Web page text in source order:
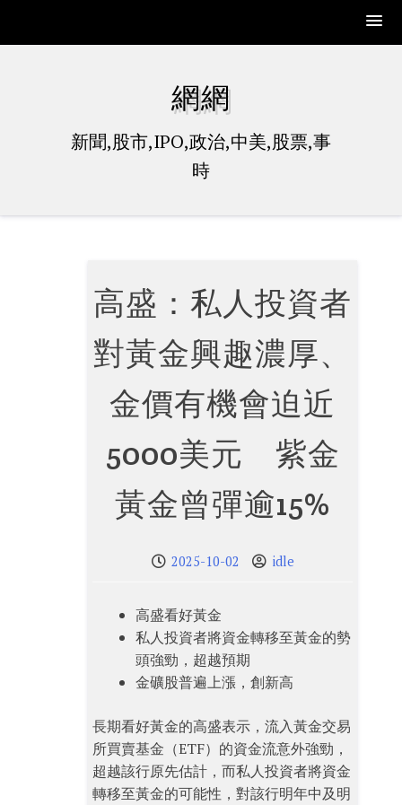
網網
新聞,股市,IPO,政治,中美,股票,事
時
高盛：私人投資者
對黃金興趣濃厚、
金價有機會迫近
5000美元 紫金
黃金曾彈逾15%
2025-10-02 idle
高盛看好黃金
私人投資者將資金轉移至黃金的勢
頭強勁，超越預期
金礦股普遍上漲，創新高
長期看好黃金的高盛表示，流入黃金交易
所買賣基金（ETF）的資金流意外強勁，
超越該行原先估計，而私人投資者將資金
轉移至黃金的可能性，對該行明年中及明